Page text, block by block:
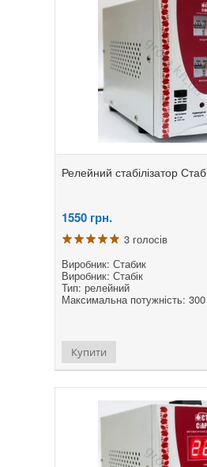
Релейний стабілізатор
1550 грн.
3 голосів
Виробник: Стабик
Виробник: Стабік
Тип: релейний
Максимальна потужність:
Купити